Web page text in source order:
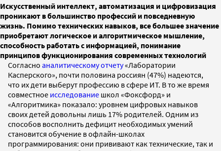
Искусственный интеллект, автоматизация и цифровизация
проникают в большинство профессий и повседневную
жизнь. Помимо технических навыков, все большее значение
приобретают логическое и алгоритмическое мышление,
способность работать с информацией, понимание
принципов функционирования современных технологий
Согласно аналитическому отчету«Лаборатории
Касперского», почти половина россиян (47%) надеются,
что их дети выберут профессию в сфере ИТ. В то же время
совместное исследование школ «Фоксфорд» и
«Алгоритмика» показало: уровнем цифровых навыков
своих детей довольны лишь 17% родителей. Одним из
способов восполнить дефицит необходимых умений
становится обучение в офлайн-школах
программирования: они прививают как технические, так и